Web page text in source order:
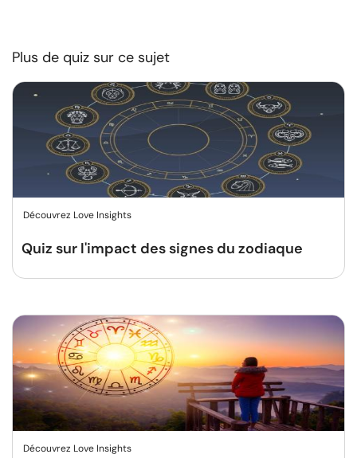
Plus de quiz sur ce sujet
Découvrez Love Insights
Quiz sur l'impact des signes du zodiaque
Découvrez Love Insights